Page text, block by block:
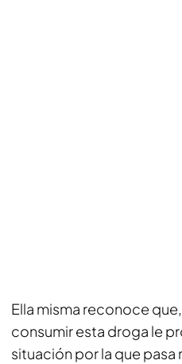
Ella misma reconoce
consumir esta droga le
situación por la que pasa